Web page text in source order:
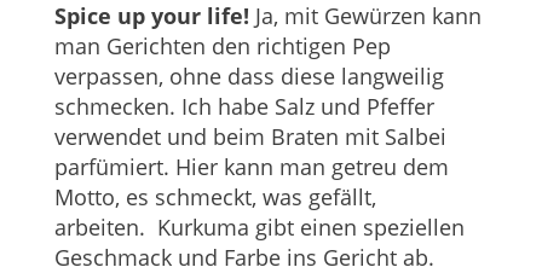
Spice up your life! Ja, mit Gewürzen kann
man Gerichten den richtigen Pep
verpassen, ohne dass diese langweilig
schmecken. Ich habe Salz und Pfeffer
verwendet und beim Braten mit Salbei
parfümiert. Hier kann man getreu dem
Motto, es schmeckt, was gefällt,
arbeiten. Kurkuma gibt einen speziellen
Geschmack und Farbe ins Gericht ab.